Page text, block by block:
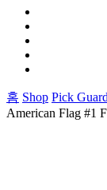
홈 Shop Pick
American Flag #1